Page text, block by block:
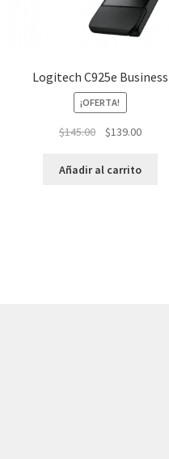
Logitech C925e Business
¡OFERTA!
$145.00
original
$139.00El
actual
Añadir al carrito